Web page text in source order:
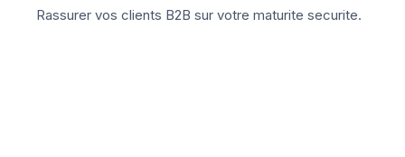
Rassurer vos clients B2B sur votre maturite securite.